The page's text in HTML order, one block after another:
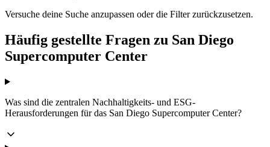
Versuche deine Suche anzupassen oder die Filter zurückzusetzen.
Häufig gestellte Fragen zu San Diego
Supercomputer Center
Was sind die zentralen Nachhaltigkeits- und ESG-
Herausforderungen für das San Diego Supercomputer Center?